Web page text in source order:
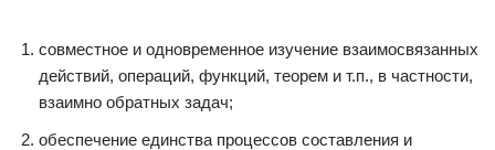
совместное и одновременное изучение взаимосвязанных
действий, операций, функций, теорем и т.п., в частности,
взаимно обратных задач;
обеспечение единства процессов составления и